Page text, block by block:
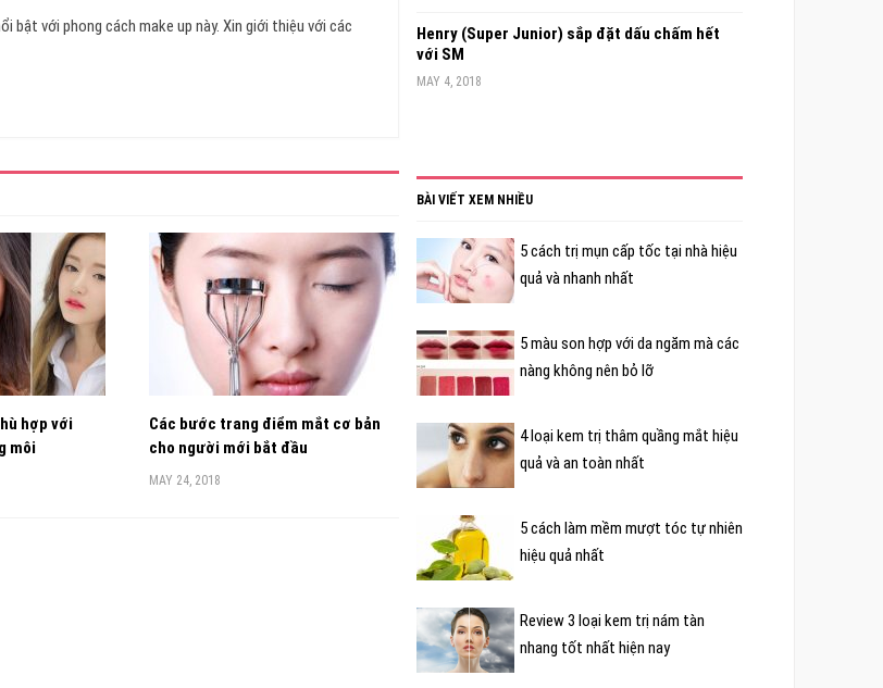
bật với phong cách make up này. Xin giới thiệu với các
hợp với
môi
Các bước trang điểm mắt cơ bản
cho người mới bắt đầu
MAY 24, 2018
Henry (Super Junior) sắp đặt dấu chấm hết
với SM
MAY 4, 2018
BÀI VIẾT XEM NHIỀU
5 cách trị mụn cấp tốc tại nhà hiệu
quả và nhanh nhất
5 màu son hợp với da ngăm mà các
nàng không nên bỏ lỡ
4 loại kem trị thâm quầng mắt hiệu
quả và an toàn nhất
5 cách làm mềm mượt tóc tự nhiên
hiệu quả nhất
Review 3 loại kem trị nám tàn
nhang tốt nhất hiện nay